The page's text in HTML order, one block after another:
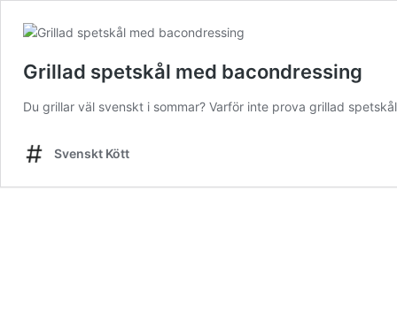
Grillad spetskål med bacondressing
Du grillar väl svenskt i sommar? Varför inte prova grillad
Svenskt Kött